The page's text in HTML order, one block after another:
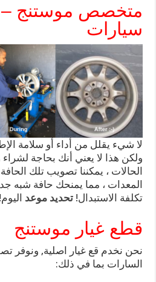
متخصص موستنج
سيارات
لا شيء يقلل من أداء أو سلامة
ولكن هذا لا يعني أنك بحاجة
الحالات ، يمكننا تصويب تلك
المعدات ، مما يمنحك حافة شبه
تكلفة الاستبدال!تحديد موعد اليوم!
قطع غيار موستنج
نحن نخدم قع غيار اصلية, ونوفر
السارات بما في ذلك: